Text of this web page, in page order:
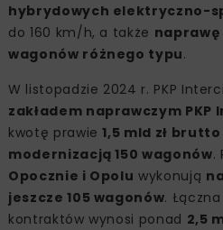
hybrydowych elektryczno-
do 160 km/h, a także naprawę
wagonów różnego typu.
W listopadzie 2024 r. PKP
zakładem naprawczym
kwotę prawie1,5 mld zł
modernizacją 150 wagonów.
Opocznie i Opolu wykonują
jeszcze 105 wagonów.
kontraktów wynosi ponad 2,5